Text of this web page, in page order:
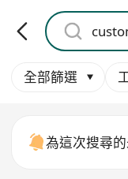
全部篩選
為這次搜尋